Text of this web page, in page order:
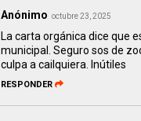
Anónimo octubre 23, 2025
La carta orgánica dice que
municipal. Seguro sos de
culpa a cailquiera. Inútiles
RESPONDER